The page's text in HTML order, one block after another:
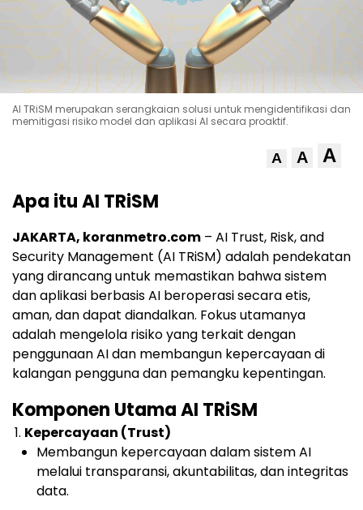
AI TRiSM merupakan serangkaian solusi untuk mengidentifikasi dan
memitigasi risiko model dan aplikasi AI secara proaktif.
A A A
Apa itu AI TRiSM
JAKARTA, koranmetro.com – AI Trust, Risk, and
Security Management (AI TRiSM) adalah pendekatan
yang dirancang untuk memastikan bahwa sistem
dan aplikasi berbasis AI beroperasi secara etis,
aman, dan dapat diandalkan. Fokus utamanya
adalah mengelola risiko yang terkait dengan
penggunaan AI dan membangun kepercayaan di
kalangan pengguna dan pemangku kepentingan.
Komponen Utama AI TRiSM
Kepercayaan (Trust)
Membangun kepercayaan dalam sistem AI
melalui transparansi, akuntabilitas, dan integritas
data.